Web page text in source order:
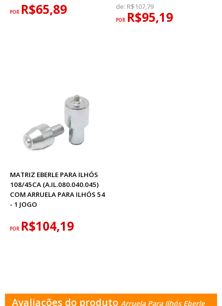
POR R$65,89 de: R$107,79
POR R$95,19
MATRIZ EBERLE PARA ILHÓS
108/45CA (A.IL.080.040.045)
COM ARRUELA PARA ILHÓS 54
- 1 JOGO
POR R$104,19
Avaliações do produto Arruela Para Ilhós Eberle